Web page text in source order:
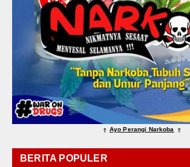
⇑ Ayo Perangi Narkoba ⇑
BERITA POPULER